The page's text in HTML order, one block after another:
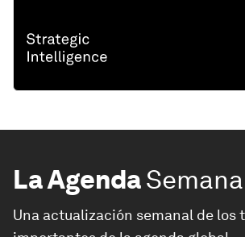
La Agenda
Una actualización semanal de los